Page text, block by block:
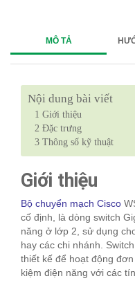
MÔ TẢ
Nội dung bài viết
1 Giới thiệu
2 Đặc trưng
3 Thông số kỹ thuật
Giới thiệu
Bộ chuyển mạch Cisco
cố định, là dòng switch
năng ở lớp 2, sử dụng
hay các chi nhánh.
thiết kế để hoạt động
kiệm điện năng với các